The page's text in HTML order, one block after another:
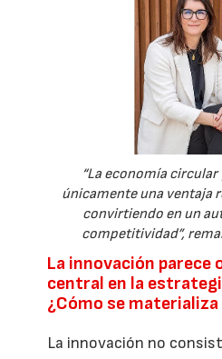
“La economía
únicamente una ventaja
convirtiendo en un
competitividad”,
La innovación parece
central en la
¿Cómo se
La innovación no